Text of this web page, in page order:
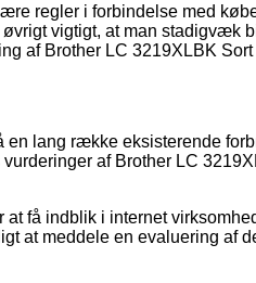
regler i forbindelse med
vigtigt, at man stadigvæk
af Brother LC 3219XLBK Sort
en lang række eksisterende
af Brother LC
få indblik i internet
at meddele en evaluering af